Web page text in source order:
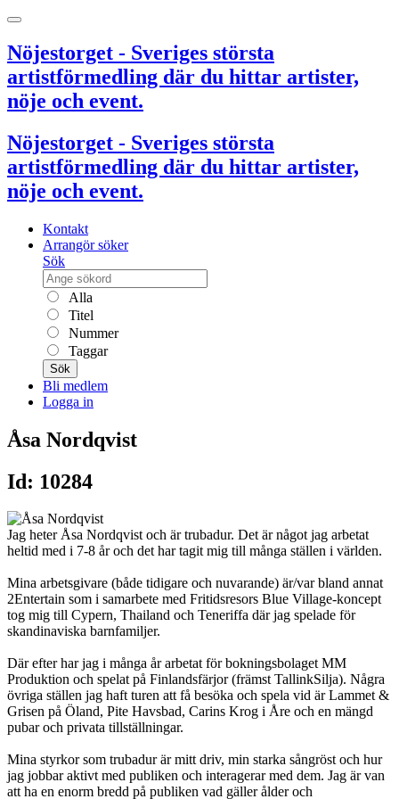
Nöjestorget - Sveriges största
artistförmedling där du hittar artister,
nöje och event.
Nöjestorget - Sveriges största
artistförmedling där du hittar artister,
nöje och event.
Kontakt
Arrangör söker
Sök
Alla
Titel
Nummer
Taggar
Sök
Bli medlem
Logga in
Åsa Nordqvist
Id: 10284
Jag heter Åsa Nordqvist och är trubadur. Det är något jag arbetat
heltid med i 7-8 år och det har tagit mig till många ställen i världen.
Mina arbetsgivare (både tidigare och nuvarande) är/var bland annat
2Entertain som i samarbete med Fritidsresors Blue Village-koncept
tog mig till Cypern, Thailand och Teneriffa där jag spelade för
skandinaviska barnfamiljer.
Där efter har jag i många år arbetat för bokningsbolaget MM
Produktion och spelat på Finlandsfärjor (främst TallinkSilja). Några
övriga ställen jag haft turen att få besöka och spela vid är Lammet &
Grisen på Öland, Pite Havsbad, Carins Krog i Åre och en mängd
pubar och privata tillställningar.
Mina styrkor som trubadur är mitt driv, min starka sångröst och hur
jag jobbar aktivt med publiken och interagerar med dem. Jag är van
att ha en enorm bredd på publiken vad gäller ålder och